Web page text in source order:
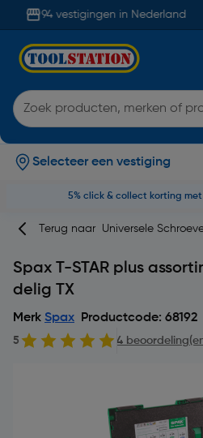
94 vestigingen in Nederland
Selecteer een vestiging
5% click & collect korting met
Terug naar Universele
Spax T-STAR plus
delig TX
Merk Spax Productcode: 68192
5 4